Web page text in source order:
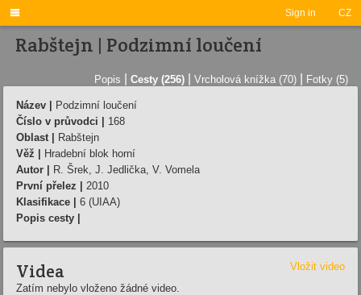
Sign in CZ

Rabštejn | Podzimní loučení
Popis Cesty (256) Vrcholová knížka (70) Fotky (5)
Název |
Podzimní loučení
Číslo v průvodci |
168
Oblast |
Rabštejn
Věž |
Hradební blok horní
Autor |
R. Šrek, J. Jedlička, V. Vomela
První přelez |
2010
Klasifikace |
6 (UIAA)
Popis cesty |
Videa
Vložit video
Zatím nebylo vloženo žádné video.